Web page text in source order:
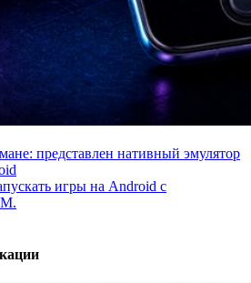
представлен нативный эмулятор
игры на Android с